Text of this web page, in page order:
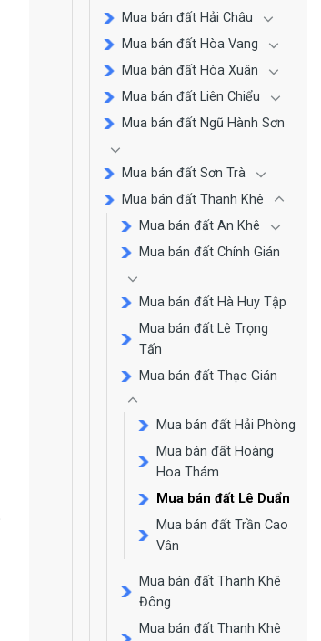
Mua bán đất Hải Châu
Mua bán đất Hòa Vang
Mua bán đất Hòa Xuân
Mua bán đất Liên Chiểu
Mua bán đất Ngũ Hành Sơn
Mua bán đất Sơn Trà
Mua bán đất Thanh Khê
Mua bán đất An Khê
Mua bán đất Chính Gián
Mua bán đất Hà Huy Tập
Mua bán đất Lê Trọng
Tấn
Mua bán đất Thạc Gián
Mua bán đất Hải Phòng
Mua bán đất Hoàng
Hoa Thám
Mua bán đất Lê Duẩn
Mua bán đất Trần Cao
Vân
Mua bán đất Thanh Khê
Đông
Mua bán đất Thanh Khê